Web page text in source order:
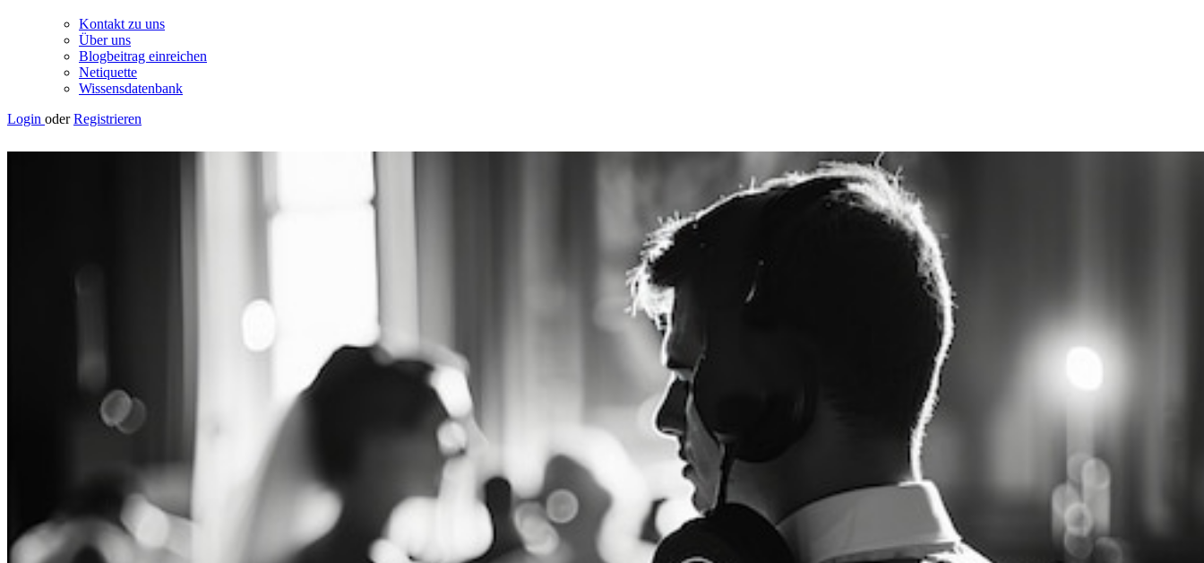
Kontakt zu uns
Über uns
Blogbeitrag einreichen
Netiquette
Wissensdatenbank
Login oder Registrieren
Ihre DJ-Agentur für Hochzeits-DJs, Party-DJs und Firmenfeier